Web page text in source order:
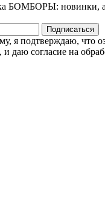
БОМБОРЫ: новинки,
Подписаться
я подтверждаю, что
, и даю согласие на